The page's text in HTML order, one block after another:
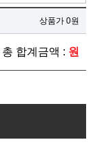
상품가 0원
총 합계금액 : 원